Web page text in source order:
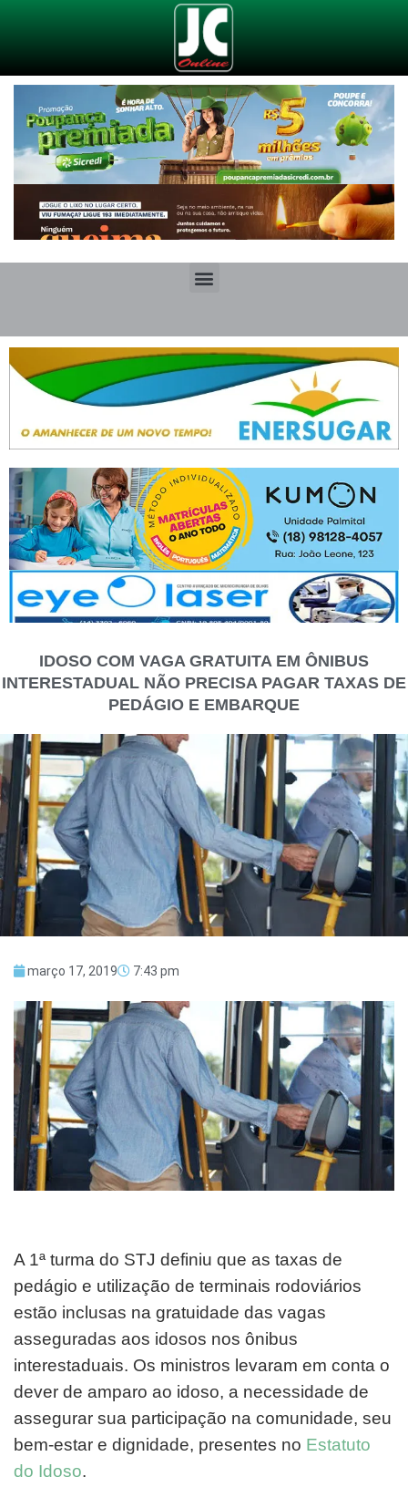
IDOSO COM VAGA GRATUITA EM ÔNIBUS
INTERESTADUAL NÃO PRECISA PAGAR TAXAS DE
PEDÁGIO E EMBARQUE
março 17, 2019 7:43 pm
A 1ª turma do STJ definiu que as taxas de
pedágio e utilização de terminais rodoviários
estão inclusas na gratuidade das vagas
asseguradas aos idosos nos ônibus
interestaduais. Os ministros levaram em conta o
dever de amparo ao idoso, a necessidade de
assegurar sua participação na comunidade, seu
bem-estar e dignidade, presentes no Estatuto
do Idoso.